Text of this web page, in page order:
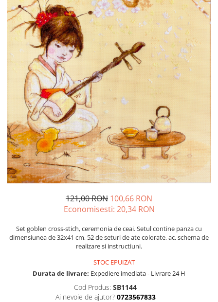
121,00 RON 100,66 RON
Economisesti: 20,34 RON
Set goblen cross-stich, ceremonia de ceai. Setul contine panza cu
dimensiunea de 32x41 cm, 52 de seturi de ate colorate, ac, schema de
realizare si instructiuni.
STOC EPUIZAT
Durata de livrare: Expediere imediata - Livrare 24 H
Cod Produs: SB1144
Ai nevoie de ajutor? 0723567833